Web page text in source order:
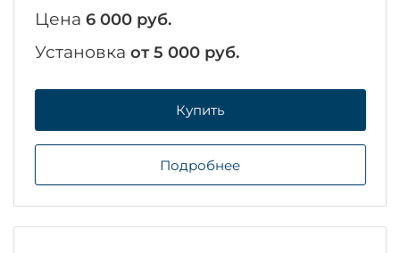
Цена 6 000 руб.
Установка от 5 000 руб.
Купить
Подробнее